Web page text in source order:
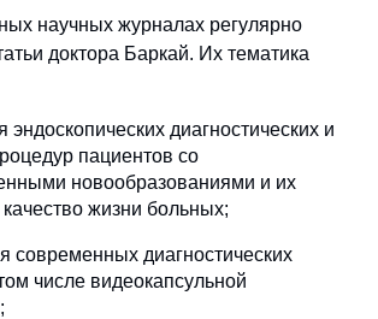
научных журналах регулярно
доктора Баркай. Их тематика
эндоскопических диагностических и
пациентов со
новообразованиями и их
жизни больных;
современных диагностических
числе видеокапсульной